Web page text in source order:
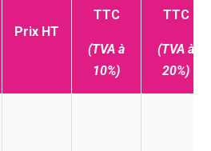
Prix HT
TTC
(TVA à
10%)
TTC
(TVA à
20%)